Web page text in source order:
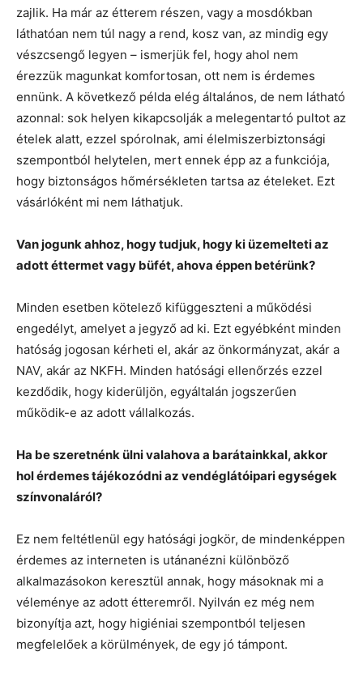
zajlik. Ha már az étterem részen, vagy a mosdókban
láthatóan nem túl nagy a rend, kosz van, az mindig egy
vészcsengő legyen – ismerjük fel, hogy ahol nem
érezzük magunkat komfortosan, ott nem is érdemes
ennünk. A következő példa elég általános, de nem látható
azonnal: sok helyen kikapcsolják a melegentartó pultot az
ételek alatt, ezzel spórolnak, ami élelmiszerbiztonsági
szempontból helytelen, mert ennek épp az a funkciója,
hogy biztonságos hőmérsékleten tartsa az ételeket. Ezt
vásárlóként mi nem láthatjuk.
Van jogunk ahhoz, hogy tudjuk, hogy ki üzemelteti az
adott éttermet vagy büfét, ahova éppen betérünk?
Minden esetben kötelező kifüggeszteni a működési
engedélyt, amelyet a jegyző ad ki. Ezt egyébként minden
hatóság jogosan kérheti el, akár az önkormányzat, akár a
NAV, akár az NKFH. Minden hatósági ellenőrzés ezzel
kezdődik, hogy kiderüljön, egyáltalán jogszerűen
működik-e az adott vállalkozás.
Ha be szeretnénk ülni valahova a barátainkkal, akkor
hol érdemes tájékozódni az vendéglátóipari egységek
színvonaláról?
Ez nem feltétlenül egy hatósági jogkör, de mindenképpen
érdemes az interneten is utánanézni különböző
alkalmazásokon keresztül annak, hogy másoknak mi a
véleménye az adott étteremről. Nyilván ez még nem
bizonyítja azt, hogy higiéniai szempontból teljesen
megfelelőek a körülmények, de egy jó támpont.